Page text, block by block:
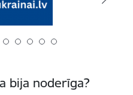
bija noderīga?